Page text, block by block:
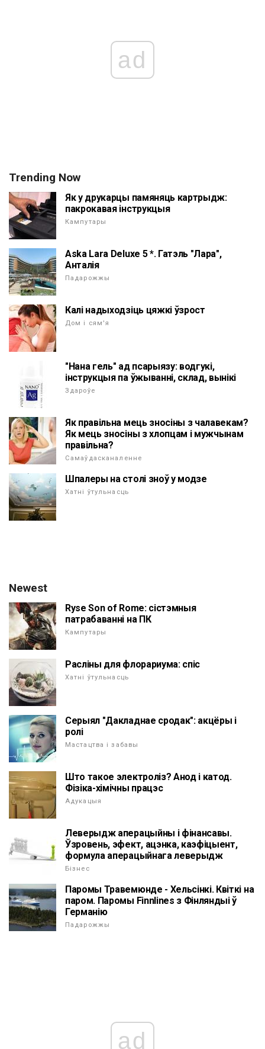
ad
Trending Now
Як у друкарцы памяняць картрыдж:
пакрокавая інструкцыя
Кампутары
Aska Lara Deluxe 5 *. Гатэль "Лара",
Анталія
Падарожжы
Калі надыходзіць цяжкі ўзрост
Дом і сям'я
"Нана гель" ад псарыязу: водгукі,
інструкцыя па ўжыванні, склад, вынікі
Здароўе
Як правільна мець зносіны з чалавекам?
Як мець зносіны з хлопцам і мужчынам
правільна?
Самаўдасканаленне
Шпалеры на столі зноў у модзе
Хатні ўтульнасць
Newest
Ryse Son of Rome: сістэмныя
патрабаванні на ПК
Кампутары
Расліны для флорариума: спіс
Хатні ўтульнасць
Серыял "Дакладнае сродак": акцёры і
ролі
Мастацтва і забавы
Што такое электроліз? Анод і катод.
Фізіка-хімічны працэс
Адукацыя
Леверыдж аперацыйны і фінансавы.
Ўзровень, эфект, ацэнка, каэфіцыент,
формула аперацыйнага леверыдж
Бізнес
Паромы Травемюнде - Хельсінкі. Квіткі на
паром. Паромы Finnlines з Фінляндыі ў
Германію
Падарожжы
ad